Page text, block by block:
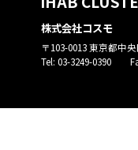
株式会社コスモ
〒103-0013 東京都中
Tel: 03-3249-0390